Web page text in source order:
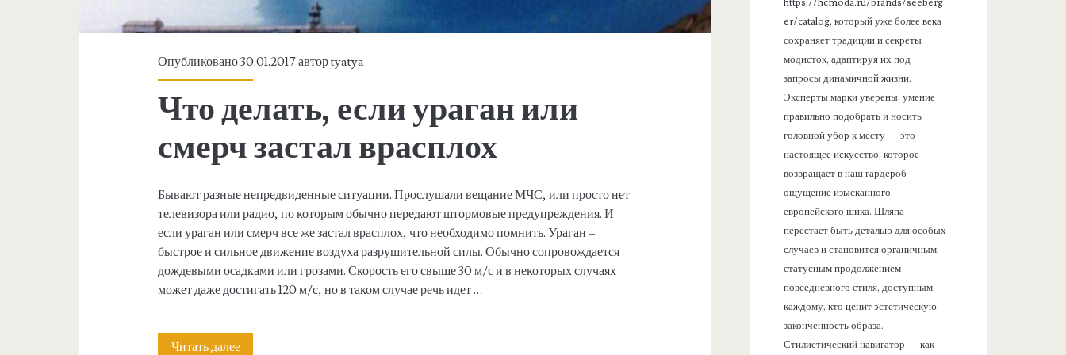
и
:
а
к
ш
т
,
Опубликовано 30.01.2017 авторtyatya
Что делать, если ураган или
смерч застал врасплох
Бывают разные непредвиденные ситуации. Прослушали вещание МЧС, или просто нет
телевизора или радио, по которым обычно передают штормовые предупреждения. И
если ураган или смерч все же застал врасплох, что необходимо помнить. Ураган –
быстрое и сильное движение воздуха разрушительной силы. Обычно сопровождается
дождевыми осадками или грозами. Скорость его свыше 30 м/с и в некоторых случаях
может даже достигать 120 м/с, но в таком случае речь идет …
Читать далееЧ
er/catalog, который уже более века
сохраняет традиции и секреты
модисток, адаптируя их под
запросы динамичной жизни.
Эксперты марки уверены: умение
правильно подобрать и носить
головной убор к месту — это
настоящее искусство, которое
возвращает в наш гардероб
ощущение изысканного
европейского шика. Шляпа
перестает быть деталью для особых
случаев и становится органичным,
статусным продолжением
повседневного стиля, доступным
каждому, кто ценит эстетическую
законченность образа.
Стилистический навигатор — как